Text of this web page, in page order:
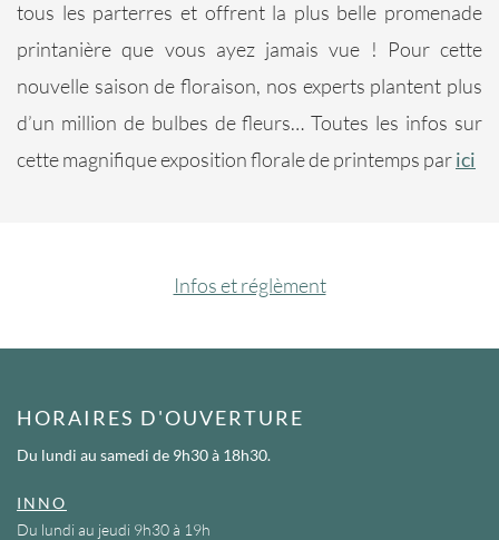
tous les parterres et offrent la plus belle promenade
printanière que vous ayez jamais vue ! Pour cette
nouvelle saison de floraison, nos experts plantent plus
d’un million de bulbes de fleurs…Toutes les infos sur
cette magnifique exposition florale de printemps parici
Infos et réglèment
HORAIRES D'OUVERTURE
Du lundi au samedi de 9h30 à 18h30.
INNO
Du lundi au jeudi 9h30 à 19h